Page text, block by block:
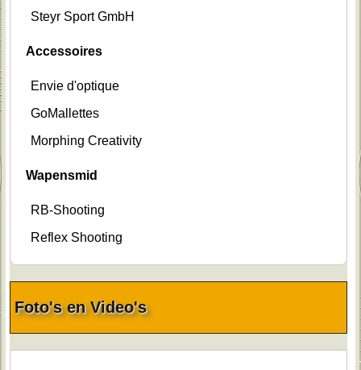
Steyr Sport GmbH
Accessoires
Envie d'optique
GoMallettes
Morphing Creativity
Wapensmid
RB-Shooting
Reflex Shooting
Foto's en Video's